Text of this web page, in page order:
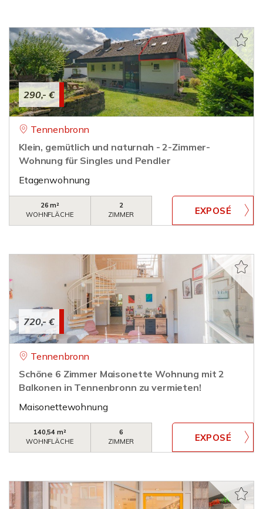
290,- €
Tennenbronn
Klein, gemütlich und naturnah - 2-Zimmer-
Wohnung für Singles und Pendler
Etagenwohnung
26 m²
WOHNFLÄCHE
2
ZIMMER
720,- €
Tennenbronn
Schöne 6 Zimmer Maisonette Wohnung mit 2
Balkonen in Tennenbronn zu vermieten!
Maisonettewohnung
140,54 m²
WOHNFLÄCHE
6
ZIMMER